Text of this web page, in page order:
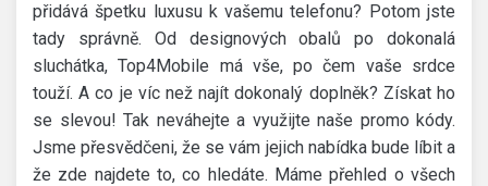
přidává špetku luxusu k vašemu telefonu? Potom jste
tady správně. Od designových obalů po dokonalá
sluchátka, Top4Mobile má vše, po čem vaše srdce
touží. A co je víc než najít dokonalý doplněk? Získat ho
se slevou! Tak neváhejte a využijte naše promo kódy.
Jsme přesvědčeni, že se vám jejich nabídka bude líbit a
že zde najdete to, co hledáte. Máme přehled o všech